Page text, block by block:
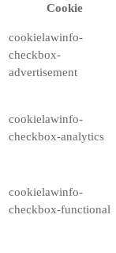
Cookie
cookielawinfo-
checkbox-
advertisement
cookielawinfo-
checkbox-analytics
cookielawinfo-
checkbox-functional